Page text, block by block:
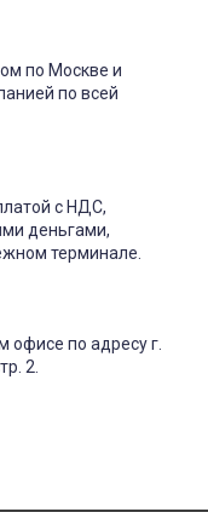
по Москве и
по всей
с НДС,
деньгами,
терминале.
по адресу г.
2.